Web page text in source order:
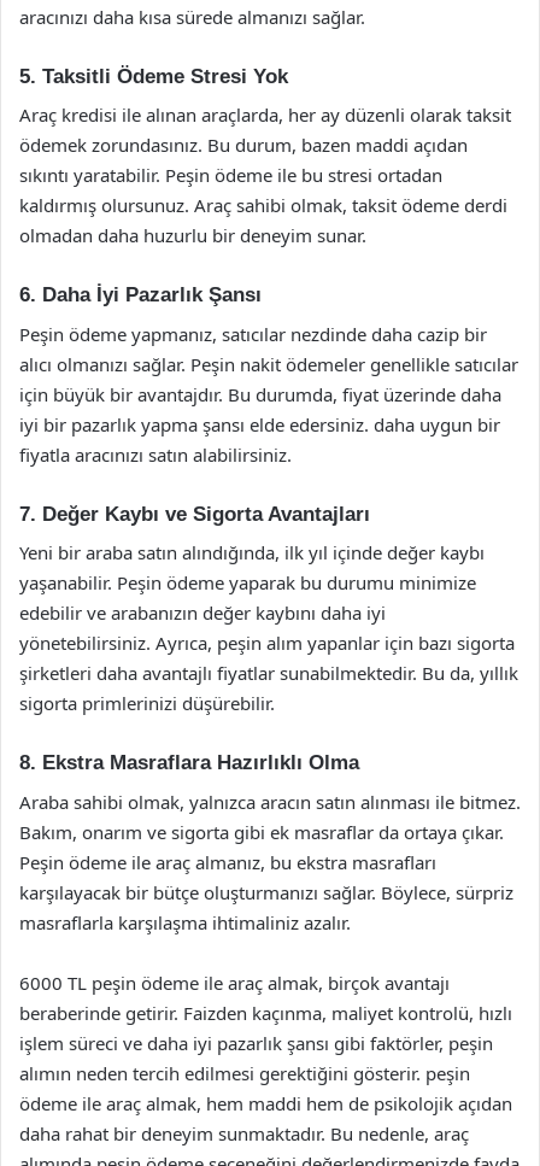
aracınızı daha kısa sürede almanızı sağlar.
5. Taksitli Ödeme Stresi Yok
Araç kredisi ile alınan araçlarda, her ay düzenli olarak taksit
ödemek zorundasınız. Bu durum, bazen maddi açıdan
sıkıntı yaratabilir. Peşin ödeme ile bu stresi ortadan
kaldırmış olursunuz. Araç sahibi olmak, taksit ödeme derdi
olmadan daha huzurlu bir deneyim sunar.
6. Daha İyi Pazarlık Şansı
Peşin ödeme yapmanız, satıcılar nezdinde daha cazip bir
alıcı olmanızı sağlar. Peşin nakit ödemeler genellikle satıcılar
için büyük bir avantajdır. Bu durumda, fiyat üzerinde daha
iyi bir pazarlık yapma şansı elde edersiniz. daha uygun bir
fiyatla aracınızı satın alabilirsiniz.
7. Değer Kaybı ve Sigorta Avantajları
Yeni bir araba satın alındığında, ilk yıl içinde değer kaybı
yaşanabilir. Peşin ödeme yaparak bu durumu minimize
edebilir ve arabanızın değer kaybını daha iyi
yönetebilirsiniz. Ayrıca, peşin alım yapanlar için bazı sigorta
şirketleri daha avantajlı fiyatlar sunabilmektedir. Bu da, yıllık
sigorta primlerinizi düşürebilir.
8. Ekstra Masraflara Hazırlıklı Olma
Araba sahibi olmak, yalnızca aracın satın alınması ile bitmez.
Bakım, onarım ve sigorta gibi ek masraflar da ortaya çıkar.
Peşin ödeme ile araç almanız, bu ekstra masrafları
karşılayacak bir bütçe oluşturmanızı sağlar. Böylece, sürpriz
masraflarla karşılaşma ihtimaliniz azalır.
6000 TL peşin ödeme ile araç almak, birçok avantajı
beraberinde getirir. Faizden kaçınma, maliyet kontrolü, hızlı
işlem süreci ve daha iyi pazarlık şansı gibi faktörler, peşin
alımın neden tercih edilmesi gerektiğini gösterir. peşin
ödeme ile araç almak, hem maddi hem de psikolojik açıdan
daha rahat bir deneyim sunmaktadır. Bu nedenle, araç